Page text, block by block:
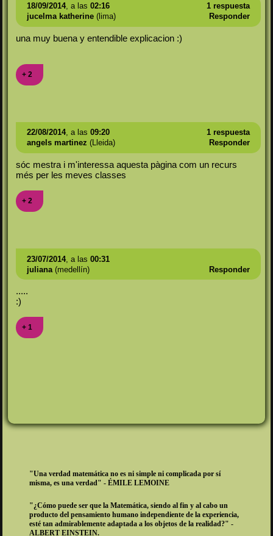
18/09/2014, a las 02:16
1 respuesta
jucelma katherine(lima) Responder
una muy buena y entendible explicacion :)
+ 2
22/08/2014, a las 09:20
1 respuesta
angels martinez (Lleida) Responder
sóc mestra i m'interessa aquesta pàgina com un recurs
més per les meves classes
+ 2
23/07/2014, a las 00:31
juliana(medellín) Responder
.....
:)
+ 1
"Una verdad matemática no es ni simple ni complicada por sí
misma, es una verdad" - ÉMILE LEMOINE
"¿Cómo puede ser que la Matemática, siendo al fin y al cabo un
producto del pensamiento humano independiente de la experiencia,
esté tan admirablemente adaptada a los objetos de la realidad?" -
ALBERT EINSTEIN.